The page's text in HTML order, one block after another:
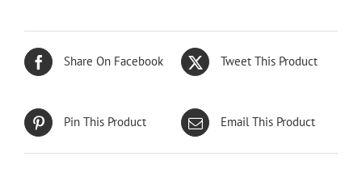
Share On Facebook Tweet This Product
Pin This Product Email This Product